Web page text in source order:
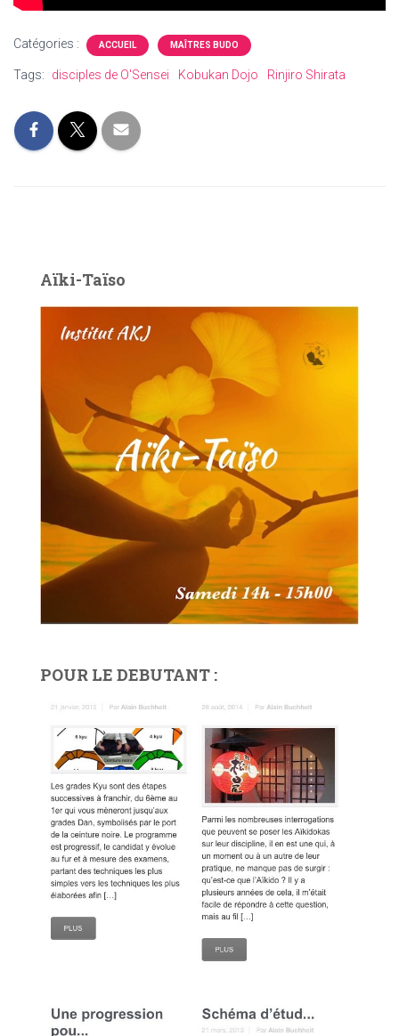
Catégories : ACCUEIL MAÎTRES BUDO
Tags: disciples de O'Sensei Kobukan Dojo Rinjiro Shirata
Aïki-Taïso
POUR LE DEBUTANT :